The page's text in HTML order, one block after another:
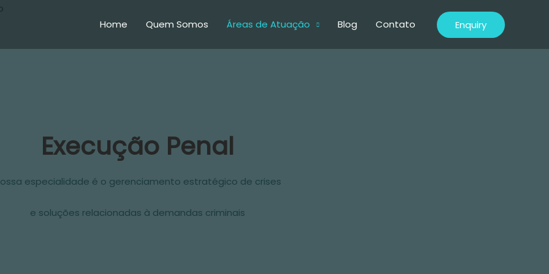
Home Quem Somos Áreas de Atuação Blog Contato Enquiry
Execução Penal
especialidade é o gerenciamento estratégico de crises
e soluções relacionadas à demandas criminais